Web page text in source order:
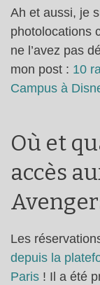
Ah et aussi, je
photolocations
ne l’avez pas
mon post : 10
Campus à
Où et
accès
Les
depuis la
Paris ! Il a été